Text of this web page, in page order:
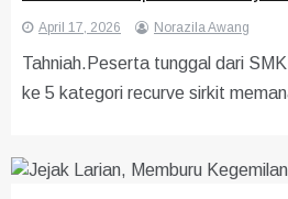
April 17, 2026 Norazila Awang
Tahniah.Peserta tunggal dari
ke 5 kategori recurve sirkit